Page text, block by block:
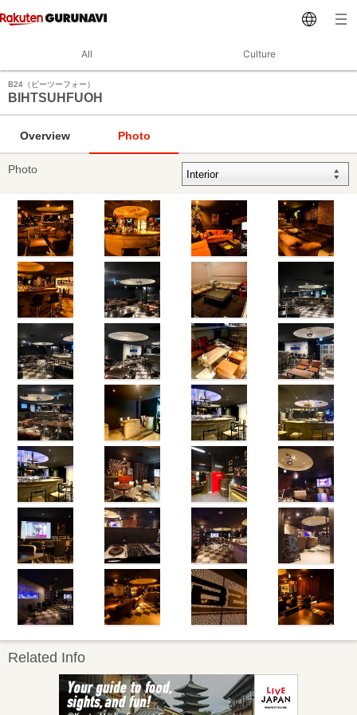
All Culture
B24（ビーツーフォー）
BIHTSUHFUOH
Overview Photo
Photo
Related Info